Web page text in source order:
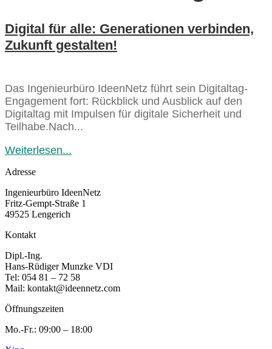
Digital für alle: Generationen verbinden,
Zukunft gestalten!
Das Ingenieurbüro IdeenNetz führt sein Digitaltag-
Engagement fort: Rückblick und Ausblick auf den
Digitaltag mit Impulsen für digitale Sicherheit und
Teilhabe.Nach...
Weiterlesen...
Adresse
Ingenieurbüro IdeenNetz
Fritz-Gempt-Straße 1
49525 Lengerich
Kontakt
Dipl.-Ing.
Hans-Rüdiger Munzke VDI
Tel: 054 81 – 72 58
Mail: kontakt@ideennetz.com
Öffnungszeiten
Mo.-Fr.: 09:00 – 18:00